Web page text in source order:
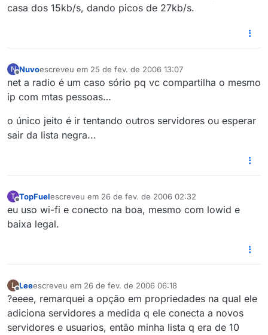
casa dos 15kb/s, dando picos de 27kb/s.
N
Offline
Nuvoescreveu em 25 de fev. de 2006 13:07
última edição por
net a radio é um caso sório pq vc compartilha o mesmo
ip com mtas pessoas…
o único jeito é ir tentando outros servidores ou esperar
sair da lista negra...
T TopFuelescreveu em 26 de fev. de 2006 02:32
última edição por
eu uso wi-fi e conecto na boa, mesmo com lowid e
baixa legal.
L Leeescreveu em 26 de fev. de 2006 06:18
última edição por
?eeee, remarquei a opção em propriedades na qual ele
adiciona servidores a medida q ele conecta a novos
servidores e usuarios, então minha lista q era de 10